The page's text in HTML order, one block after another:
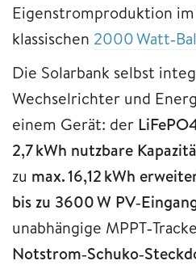
Eigenstromproduktion
klassischen 2000
Die Solarbank selbst
Wechselrichter und
einem Gerät: der
2,7 kWh nutzbare
zu max. 16,12 kWh
bis zu 3600 W
unabhängige